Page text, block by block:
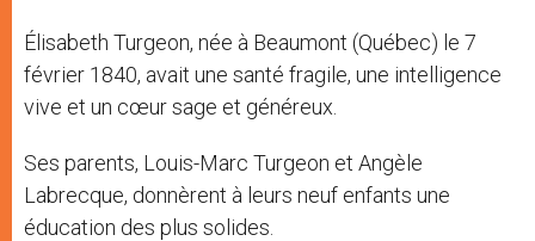
Élisabeth Turgeon, née à Beaumont (Québec) le 7
février 1840, avait une santé fragile, une intelligence
vive et un cœur sage et généreux.
Ses parents, Louis-Marc Turgeon et Angèle
Labrecque, donnèrent à leurs neuf enfants une
éducation des plus solides.